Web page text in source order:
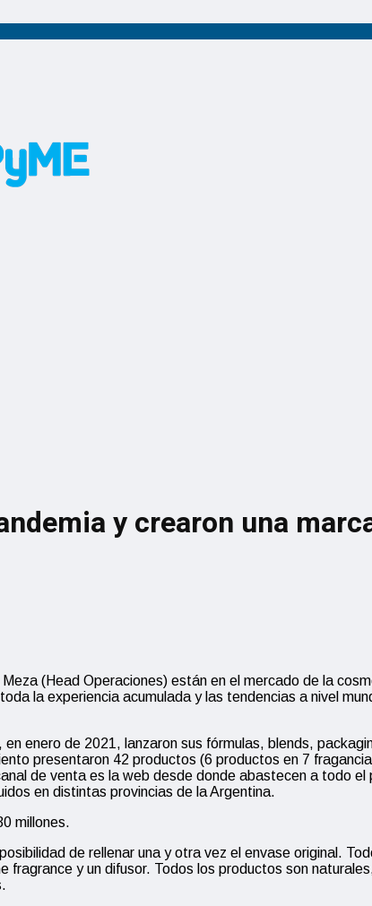
y crearon una
(Head Operaciones) están en el mercado de la
la experiencia acumulada y las tendencias a nivel
en enero de 2021, lanzaron sus fórmulas, blends,
presentaron 42 productos (6 productos en 7
de venta es la web desde donde abastecen a todo
en distintas provincias de la Argentina.
millones.
de rellenar una y otra vez el envase original.
fragrance y un difusor. Todos los productos son